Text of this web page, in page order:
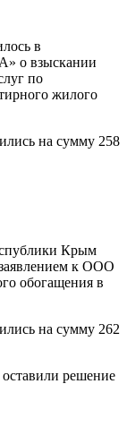
в
о взыскании
по
жилого
на сумму 258
Крым
к ООО
обогащения в
на сумму 262
решение